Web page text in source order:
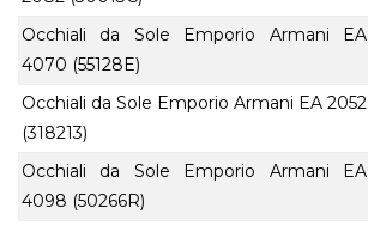
Occhiali da Sole Emporio Armani EA
4070 (55128E)
Occhiali da Sole Emporio Armani EA 2052
(318213)
Occhiali da Sole Emporio Armani EA
4098 (50266R)